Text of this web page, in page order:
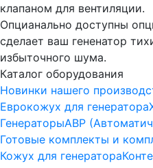
клапаном для вентиляции.
Опцианально доступны
сделает ваш гененатор
избыточного шума.
Каталог оборудования
Новинки нашего
Еврокожух для генератора
ГенераторыАВР
Готовые комплекты и
Кожух для генератора